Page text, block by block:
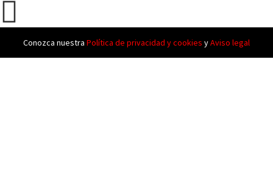
Conozca nuestra Política de privacidad y cookies yAviso legal